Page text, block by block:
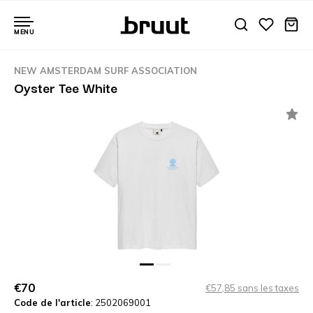
MENU
NEW AMSTERDAM SURF ASSOCIATION
Oyster Tee White
€70
€57,85 sans les taxes
Code de l'article: 2502069001